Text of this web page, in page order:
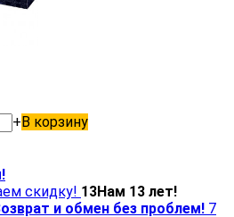
+В корзину
скидку! 13Нам 13 лет!
и обмен без проблем! 7